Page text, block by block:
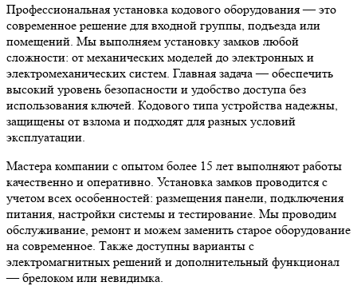
Профессиональная установка кодового оборудования — это
современное решение для входной группы, подъезда или
помещений. Мы выполняем установку замков любой
сложности: от механических моделей до электронных и
электромеханических систем. Главная задача — обеспечить
высокий уровень безопасности и удобство доступа без
использования ключей. Кодового типа устройства надежны,
защищены от взлома и подходят для разных условий
эксплуатации.
Мастера компании с опытом более 15 лет выполняют работы
качественно и оперативно. Установка замков проводится с
учетом всех особенностей: размещения панели, подключения
питания, настройки системы и тестирование. Мы проводим
обслуживание, ремонт и можем заменить старое оборудование
на современное. Также доступны варианты с
электромагнитных решений и дополнительный функционал
— брелоком или невидимка.